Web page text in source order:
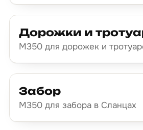
Дорожки и
М350 для дорожек и
Забор
М350 для забора в Сланцах